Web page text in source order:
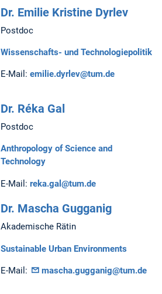
Dr. Emilie Kristine Dyrlev
Postdoc
Wissenschafts- und Technologiepolitik
E-Mail: emilie.dyrlev@tum.de
Dr. Réka Gal
Postdoc
Anthropology of Science and
Technology
E-Mail: reka.gal@tum.de
Dr. Mascha Gugganig
Akademische Rätin
Sustainable Urban Environments
E-Mail: mascha.gugganig@tum.de